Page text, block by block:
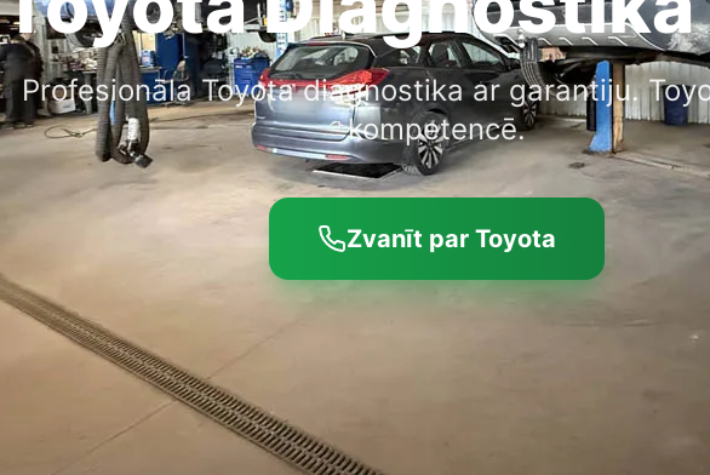
Profesionāla Toyota diagnostika ar garantiju.
kompetencē.
Zvanīt par Toyota